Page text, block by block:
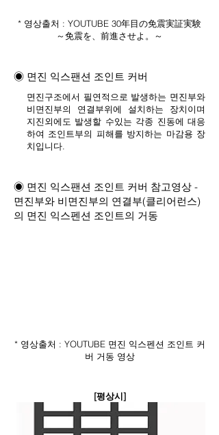
* 영상출처 : YOUTUBE 30年目の免震実証実験
～免震を、前進させよ。～
◉ 면진 익스팬션 조인트 커버
면진구조에서 필연적으로 발생하는 면진부와
비면진부의 연결부위에 설치하는 장치이며
지진외에도 발생할 수있는 각종 진동에 대응
하여 조인트부의 피해를 방지하는 마감용 장
치입니다.
◉ 면진 익스팬션 조인트 커버 참고영상 -
면진부와 비면진부의 연결부(클리어런스)
의 면진 익스펜션 조인트의 거동
* 영상출처 : YOUTUBE 면진 익스펜션 조인트 커
버 거동 영상
[평상시]